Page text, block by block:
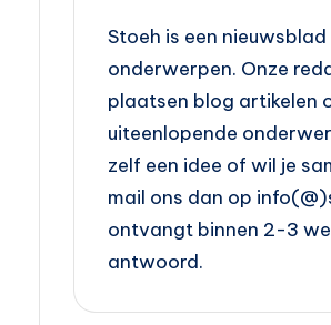
Stoeh is een
onderwerpen. Onze
plaatsen blog artikelen
uiteenlopende
zelf een idee of wil je
mail ons dan op
ontvangt binnen 2-3
antwoord.